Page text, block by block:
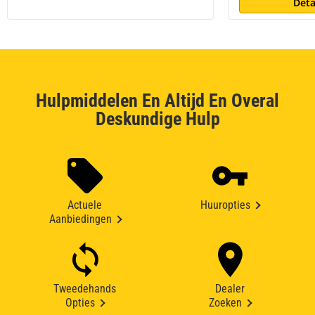
Hulpmiddelen En Altijd En Overal
Deskundige Hulp
Actuele
Aanbiedingen
Huuropties
Tweedehands
Opties
Dealer
Zoeken